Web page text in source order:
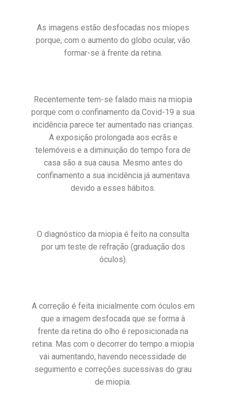
As imagens estão desfocadas nos míopes
porque, com o aumento do globo ocular, vão
formar-se à frente da retina.
Recentemente tem-se falado mais na miopia
porque com o confinamento da Covid-19 a sua
incidência parece ter aumentado nas crianças.
A exposição prolongada aos ecrãs e
telemóveis e a diminuição do tempo fora de
casa são a sua causa. Mesmo antes do
confinamento a sua incidência já aumentava
devido a esses hábitos.
O diagnóstico da miopia é feito na consulta
por um teste de refração (graduação dos
óculos).
A correção é feita inicialmente com óculos em
que a imagem desfocada que se forma à
frente da retina do olho é reposicionada na
retina. Mas com o decorrer do tempo a miopia
vai aumentando, havendo necessidade de
seguimento e correções sucessivas do grau
de miopia.